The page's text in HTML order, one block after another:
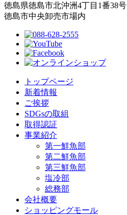
徳島県徳島市北沖洲4丁目1番38号
徳島市中央卸売市場内
トップページ
新着情報
ご挨拶
SDGsの取組
取得認証
事業紹介
第一鮮魚部
第二鮮魚部
第三鮮魚部
塩冷部
総務部
会社概要
ショッピングモール